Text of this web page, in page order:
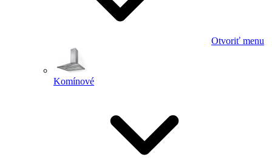
Otvoriť menu
Komínové